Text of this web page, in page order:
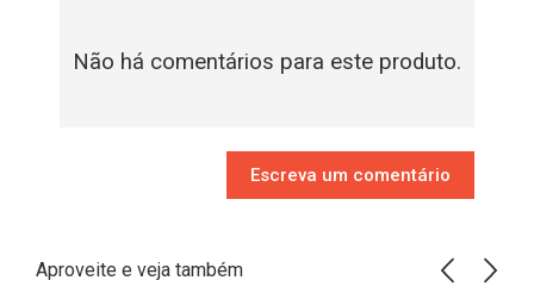
Não há comentários para este produto.
Escreva um comentário
Aproveite e veja também